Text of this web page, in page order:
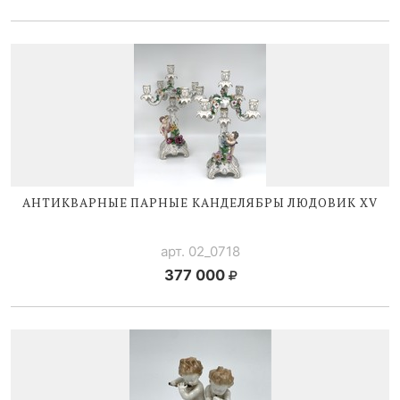
АНТИКВАРНЫЕ ПАРНЫЕ КАНДЕЛЯБРЫЛЮДОВИК XV
арт. 02_0718
377 000